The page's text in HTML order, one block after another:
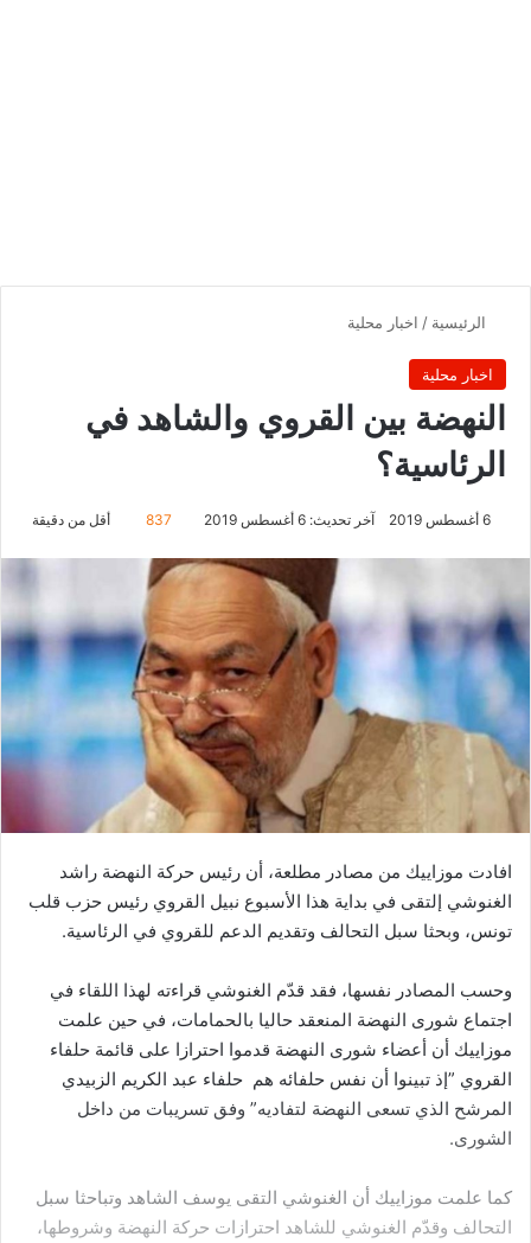
الرئيسية / اخبار محلية
اخبار محلية
النهضة بين القروي والشاهد في
الرئاسية؟
6 أغسطس 2019 آخر تحديث: 6 أغسطس 2019 837 أقل من دقيقة
افادت موزاييك من مصادر مطلعة، أن رئيس حركة النهضة راشد
الغنوشي إلتقى في بداية هذا الأسبوع نبيل القروي رئيس حزب قلب
تونس، وبحثا سبل التحالف وتقديم الدعم للقروي في الرئاسية.
وحسب المصادر نفسها، فقد قدّم الغنوشي قراءته لهذا اللقاء في
اجتماع شورى النهضة المنعقد حاليا بالحمامات، في حين علمت
موزاييك أن أعضاء شورى النهضة قدموا احترازا على قائمة حلفاء
القروي ”إذ تبينوا أن نفس حلفائه هم حلفاء عبد الكريم الزبيدي
المرشح الذي تسعى النهضة لتفاديه” وفق تسريبات من داخل
الشورى.
كما علمت موزاييك أن الغنوشي التقى يوسف الشاهد وتباحثا سبل
التحالف وقدّم الغنوشي للشاهد احترازات حركة النهضة وشروطها،